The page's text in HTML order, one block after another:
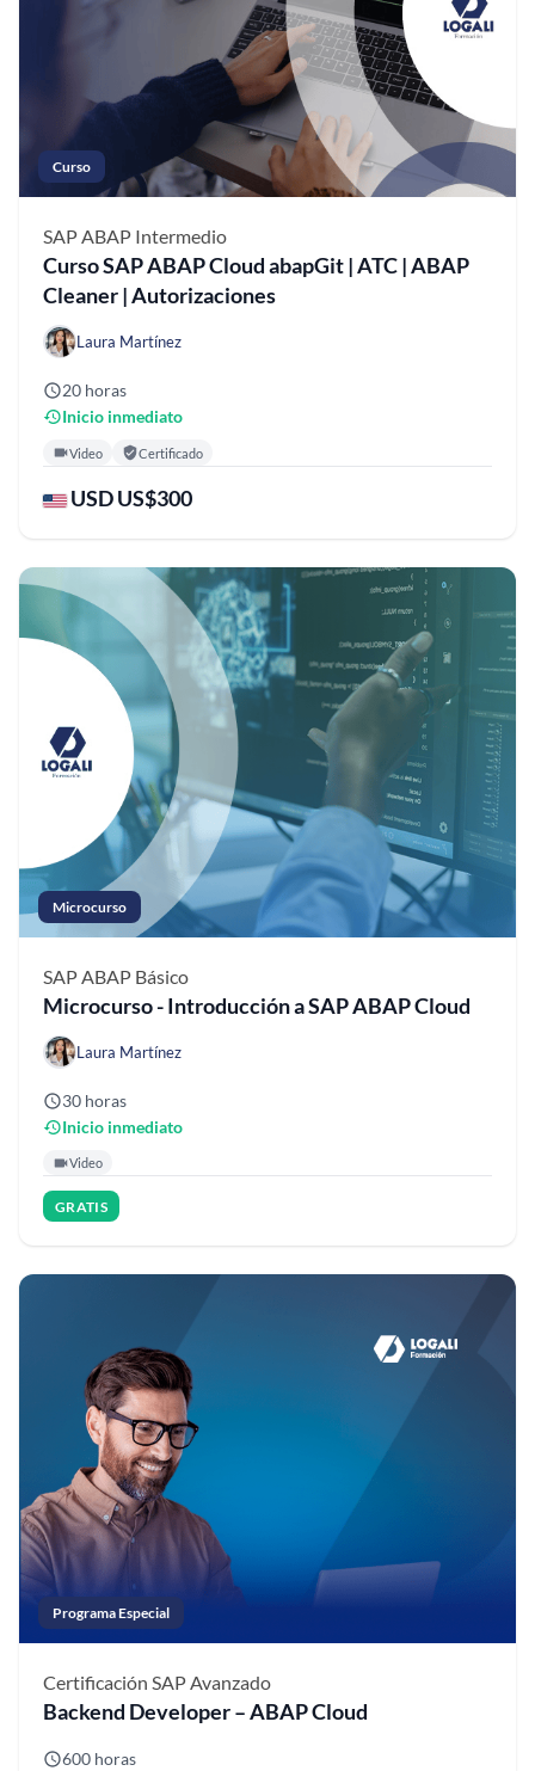
Curso
SAP ABAP Intermedio
Curso SAP ABAP Cloud abapGit | ATC | ABAP
Cleaner | Autorizaciones
Laura Martínez
20 horas
Inicio inmediato
Video Certificado
USD US$300
Microcurso
SAP ABAP Básico
Microcurso - Introducción a SAP ABAP Cloud
Laura Martínez
30 horas
Inicio inmediato
Video
GRATIS
Programa Especial
Certificación SAPAvanzado
Backend Developer – ABAP Cloud
600 horas